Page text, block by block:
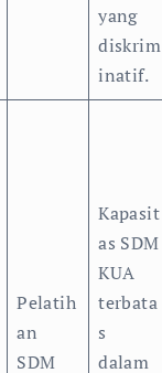
yang
diskrim
inatif.
Pelatih
an
SDM
Kapasit
as SDM
KUA
terbata
s
dalam